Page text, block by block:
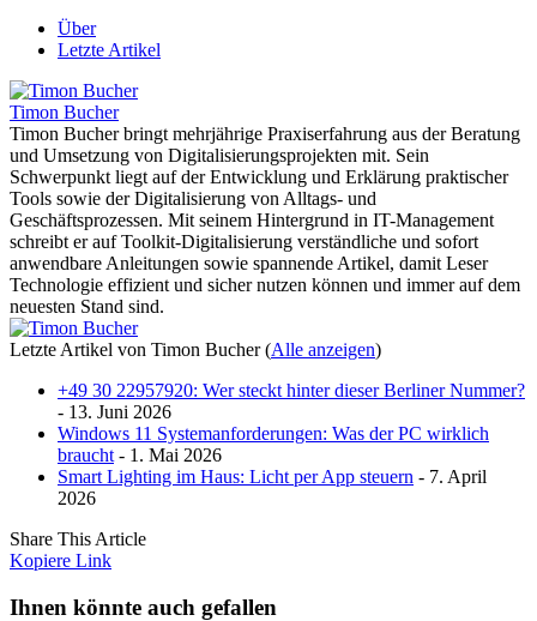
Über
Letzte Artikel
Timon Bucher
Timon Bucher bringt mehrjährige Praxiserfahrung aus der Beratung
und Umsetzung von Digitalisierungsprojekten mit. Sein
Schwerpunkt liegt auf der Entwicklung und Erklärung praktischer
Tools sowie der Digitalisierung von Alltags- und
Geschäftsprozessen. Mit seinem Hintergrund in IT-Management
schreibt er auf Toolkit-Digitalisierung verständliche und sofort
anwendbare Anleitungen sowie spannende Artikel, damit Leser
Technologie effizient und sicher nutzen können und immer auf dem
neuesten Stand sind.
Letzte Artikel von Timon Bucher(Alle anzeigen)
+49 30 22957920: Wer steckt hinter dieser Berliner Nummer?
- 13. Juni 2026
Windows 11 Systemanforderungen: Was der PC wirklich
braucht - 1. Mai 2026
Smart Lighting im Haus: Licht per App steuern - 7. April
2026
Share This Article
Kopiere Link
Ihnen könnte auch gefallen